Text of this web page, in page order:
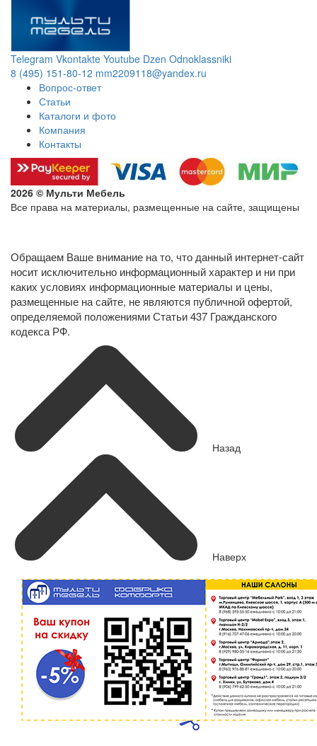
Telegram Vkontakte Youtube Dzen Odnoklassniki
8 (495) 151-80-12 mm2209118@yandex.ru
Вопрос-ответ
Статьи
Каталоги и фото
Компания
Контакты
2026 © Мульти Мебель
Все права на материалы, размещенные на сайте, защищены
Обращаем Ваше внимание на то, что данный интернет-сайт
носит исключительно информационный характер и ни при
каких условиях информационные материалы и цены,
размещенные на сайте, не являются публичной офертой,
определяемой положениями Статьи 437 Гражданского
кодекса РФ.
Назад
Наверх